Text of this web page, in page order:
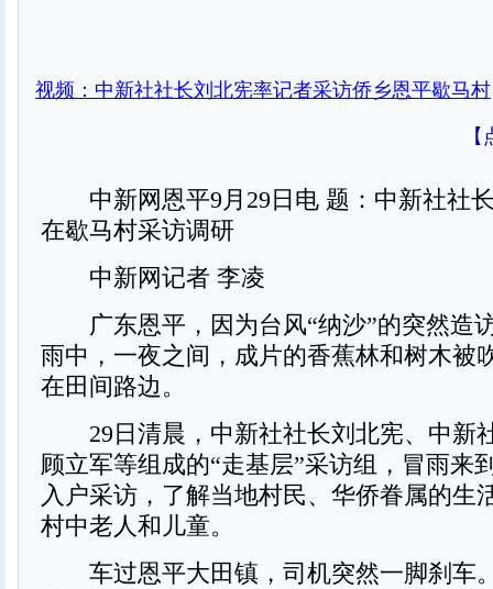
视频：中新社社长刘北宪率记者采访侨乡恩平歇马村
中新网恩平9月29日电 题：中新社社
在歇马村采访调研
中新网记者 李凌
广东恩平，因为台风“纳沙”的突然造
雨中，一夜之间，成片的香蕉林和树木被
在田间路边。
29日清晨，中新社社长刘北宪、中新
顾立军等组成的“走基层”采访组，冒雨来
入户采访，了解当地村民、华侨眷属的生
村中老人和儿童。
车过恩平大田镇，司机突然一脚刹车